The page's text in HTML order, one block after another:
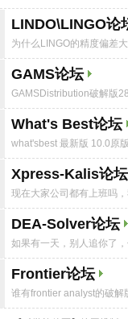
LINDO\LINGO论
为什么LINGO的精度偏差大
GAMS论坛
GAMSDistribution破解版
What's Best论坛
what'sbest 最新版 10.0原版
Xpress-Kalis论坛
现在大家公司都有上班吗
DEA-Solver论坛
如果有一天，别人追你了
Frontier论坛
谁有frontier analyst的破解